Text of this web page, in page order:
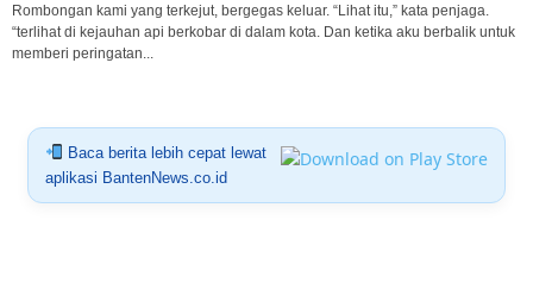
Rombongan kami yang terkejut, bergegas keluar. “Lihat itu,” kata penjaga.
“terlihat di kejauhan api berkobar di dalam kota. Dan ketika aku berbalik untuk
memberi peringatan...
Baca berita lebih cepat lewat
aplikasi BantenNews.co.id